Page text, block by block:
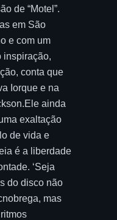
de “Motel”.
em São
e com um
inspiração,
conta que
Iorque e na
ainda
exaltação
de vida e
é a liberdade
‘Seja
do disco não
mas